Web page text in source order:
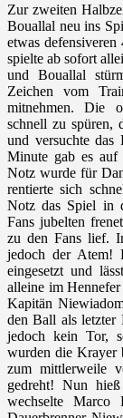
Zur zweiten
Bouallal neu ins
etwas
spielte ab sofort
und Bouallal
Zeichen vom
mitnehmen. Die
schnell zu spüren,
und versuchte
Minute gab es auf
Notz wurde für
rentierte sich
Notz das Spiel in
Fans jubelten
zu den Fans lief.
jedoch der Atem!
eingesetzt und
alleine im
Kapitän
den Ball als letzter
jedoch kein Tor,
wurden die Krayer
zum mittlerweile
gedreht! Nun
wechselte